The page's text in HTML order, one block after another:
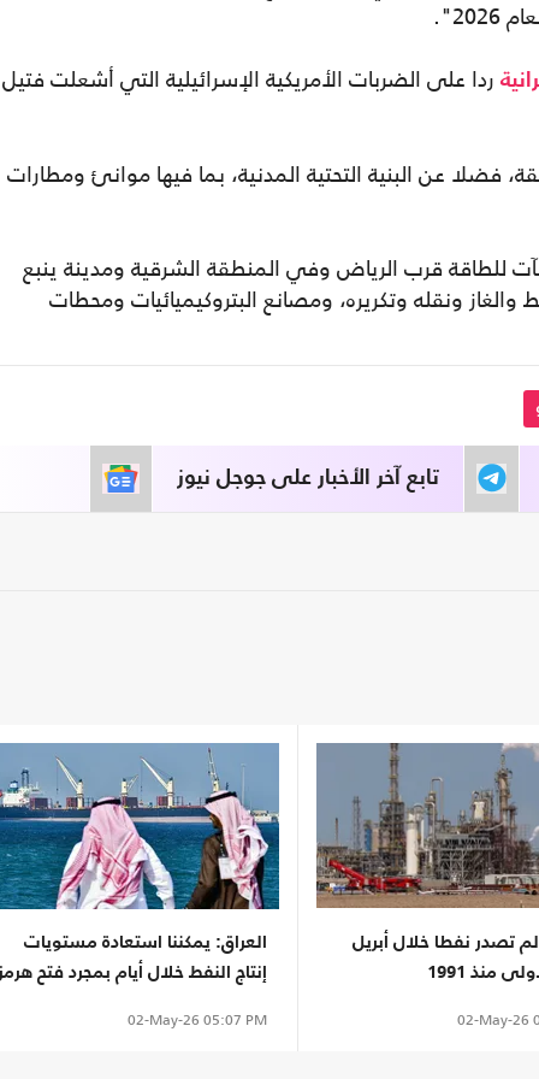
ردا على الضربات الأمريكية الإسرائيلية التي أشعلت فتيل
عن البنية التحتية المدنية، بما فيها موانئ ومطارات
للطاقة قرب الرياض وفي المنطقة الشرقية ومدينة ينبع
والغاز ونقله وتكريره، ومصانع البتروكيميائيات ومحطات
تابع آخر الأخبار على جوجل نيوز
تصدر نفطا خلال أبريل
منذ 1991
02-May-26
العراق: يمكننا استعادة مستويات
إنتاج النفط خلال أيام بمجرد فتح
02-May-26 05:07 PM